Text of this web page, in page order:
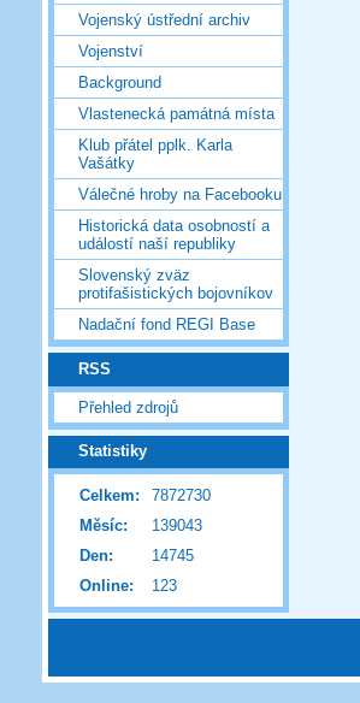
Vojenský ústřední archiv
Vojenství
Background
Vlastenecká památná místa
Klub přátel pplk. Karla
Vašátky
Válečné hroby na Facebooku
Historická data osobností a
událostí naší republiky
Slovenský zväz
protifašistických bojovníkov
Nadační fond REGI Base
RSS
Přehled zdrojů
Statistiky
Online: 123
Celkem:
7872730
Měsíc:
139043
Den:
14745